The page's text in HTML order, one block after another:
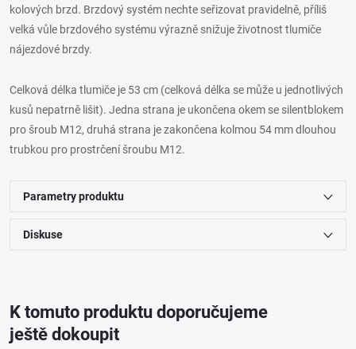
kolových brzd. Brzdový systém nechte seřizovat pravidelně, příliš
velká vůle brzdového systému výrazně snižuje životnost tlumiče
nájezdové brzdy.
Celková délka tlumiče je 53 cm (celková délka se může u jednotlivých
kusů nepatrně lišit). Jedna strana je ukončena okem se silentblokem
pro šroub M12, druhá strana je zakončena kolmou 54 mm dlouhou
trubkou pro prostrčení šroubu M12.
Parametry produktu
Diskuse
K tomuto produktu doporučujeme
ještě dokoupit